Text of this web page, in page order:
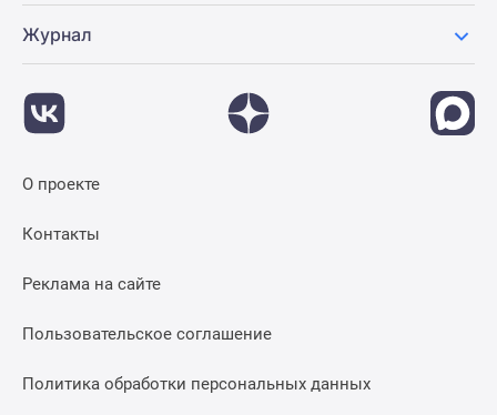
Журнал
О проекте
Контакты
Реклама на сайте
Пользовательское соглашение
Политика обработки персональных данных